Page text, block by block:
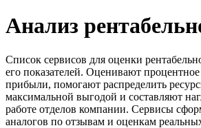
Анализ
Список сервисов для оценки
его показателей. Оценивают
прибыли, помогают распределить
максимальной выгодой и составляют
работе отделов компании. Сервисы
аналогов по отзывам и оценкам